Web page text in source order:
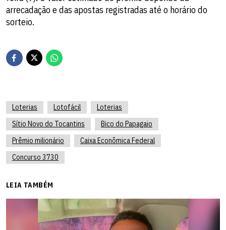
arrecadação e das apostas registradas até o horário do
sorteio.
Loterias Lotofácil
Loterias
Sítio Novo do Tocantins
Bico do Papagaio
Prêmio milionário
Caixa Econômica Federal
Concurso 3730
LEIA TAMBÉM